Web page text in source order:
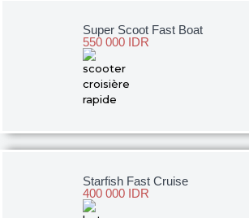
Super Scoot Fast Boat
550 000 IDR
Starfish Fast Cruise
400 000 IDR